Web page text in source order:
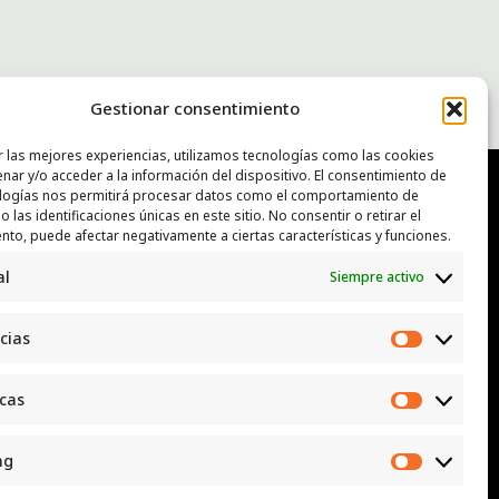
Gestionar consentimiento
las mejores experiencias, utilizamos tecnologías como las cookies
y/o acceder a la información del dispositivo. El consentimiento de
nos permitirá procesar datos como el comportamiento de
las identificaciones únicas en este sitio. No consentir o retirar el
puede afectar negativamente a ciertas características y funciones.
Siempre activo
luggcentrosocial @ biodevas.org